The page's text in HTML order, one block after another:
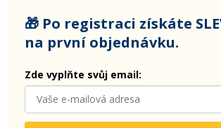
🎁 Po registraci získáte
na první objednávku.
Zde vyplňte svůj email: